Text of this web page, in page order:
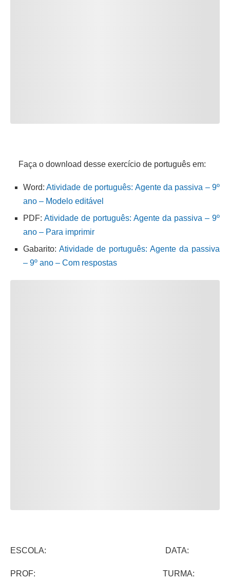
Faça o download desse exercício de português em:
Word:Atividade de português: Agente da passiva – 9º
ano – Modelo editável
PDF: Atividade de português: Agente da passiva – 9º
ano – Para imprimir
Gabarito: Atividade de português: Agente da passiva
– 9º ano – Com respostas
ESCOLA: DATA:
PROF: TURMA: